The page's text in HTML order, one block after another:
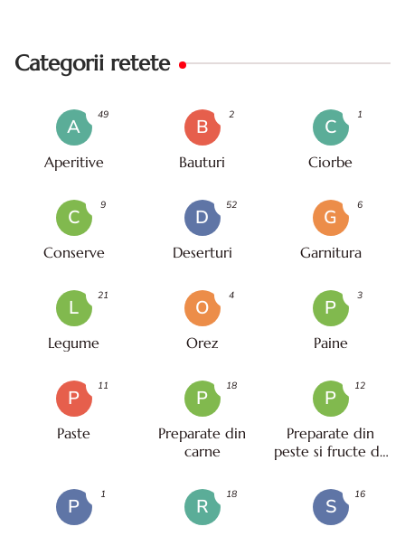
Categorii retete
A
Aperitive
49
B
Bauturi
2
C
Ciorbe
1
C
Conserve
9
D
Deserturi
52
G
Garnitura
6
L
Legume
21
O
Orez
4
P
Paine
3
P
Paste
11
P
Preparate din
carne
18
P
Preparate din
peste si fructe de
12
P
1
R
18
S
16